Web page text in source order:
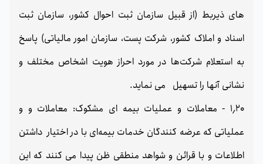
های ذیربط (از قبیل سازمان ثبت احوال کشور، سازمان ثبت
اسناد و املاک کشور، شرکت پست، سازمان امور مالیاتی) پاسخ
به استعلام شرکت‌ها در مورد احراز هویت اشخاص مختلف و
نشانی آنها را تسهیل می نماید.
1٫20 - معاملات و عملیات بیمه ای مشکوک: معاملات و و
عملیاتی که عرضه کنندگان خدمات بیمه‌ای با در اختیار داشتن
اطلاعات و با قرائن و شواهد منطقی ظن پیدا می کنند که این